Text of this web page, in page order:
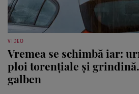
VIDEO
Vremea se schimbă iar:
ploi torențiale și grindină.
galben